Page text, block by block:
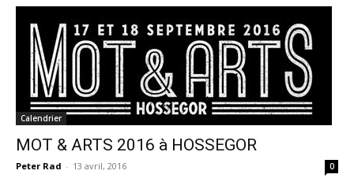
Calendrier
MOT & ARTS 2016 à HOSSEGOR
Peter Rad - 13 avril, 2016 0